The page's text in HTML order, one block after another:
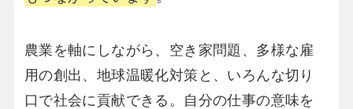
農業を軸にしながら、空き家問題、多様な雇
用の創出、地球温暖化対策と、いろんな切り
口で社会に貢献できる。自分の仕事の意味を